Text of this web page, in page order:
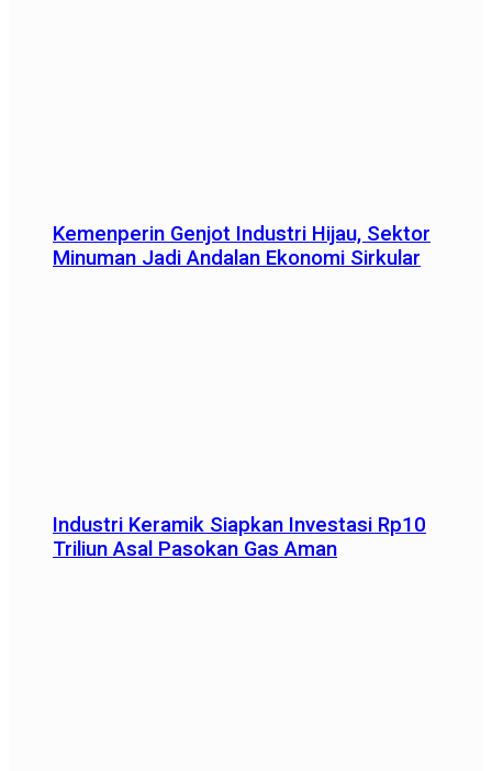
Kemenperin Genjot Industri Hijau, Sektor
Minuman Jadi Andalan Ekonomi Sirkular
Industri Keramik Siapkan Investasi Rp10
Triliun Asal Pasokan Gas Aman